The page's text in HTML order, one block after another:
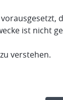
ist nicht
verstehen.